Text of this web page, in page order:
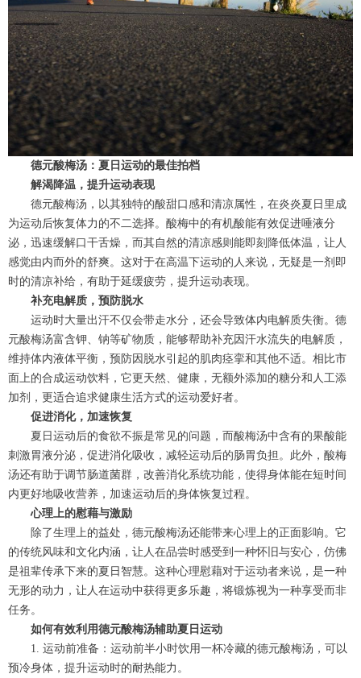
德元酸梅汤：夏日运动的最佳拍档
解渴降温，提升运动表现
德元酸梅汤，以其独特的酸甜口感和清凉属性，在炎炎夏日里成
为运动后恢复体力的不二选择。酸梅中的有机酸能有效促进唾液分
泌，迅速缓解口干舌燥，而其自然的清凉感则能即刻降低体温，让人
感觉由内而外的舒爽。这对于在高温下运动的人来说，无疑是一剂即
时的清凉补给，有助于延缓疲劳，提升运动表现。
补充电解质，预防脱水
运动时大量出汗不仅会带走水分，还会导致体内电解质失衡。德
元酸梅汤富含钾、钠等矿物质，能够帮助补充因汗水流失的电解质，
维持体内液体平衡，预防因脱水引起的肌肉痉挛和其他不适。相比市
面上的合成运动饮料，它更天然、健康，无额外添加的糖分和人工添
加剂，更适合追求健康生活方式的运动爱好者。
促进消化，加速恢复
夏日运动后的食欲不振是常见的问题，而酸梅汤中含有的果酸能
刺激胃液分泌，促进消化吸收，减轻运动后的肠胃负担。此外，酸梅
汤还有助于调节肠道菌群，改善消化系统功能，使得身体能在短时间
内更好地吸收营养，加速运动后的身体恢复过程。
心理上的慰藉与激励
除了生理上的益处，德元酸梅汤还能带来心理上的正面影响。它
的传统风味和文化内涵，让人在品尝时感受到一种怀旧与安心，仿佛
是祖辈传承下来的夏日智慧。这种心理慰藉对于运动者来说，是一种
无形的动力，让人在运动中获得更多乐趣，将锻炼视为一种享受而非
任务。
如何有效利用德元酸梅汤辅助夏日运动
1. 运动前准备：运动前半小时饮用一杯冷藏的德元酸梅汤，可以
预冷身体，提升运动时的耐热能力。